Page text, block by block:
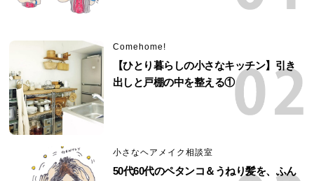
Comehome!
【ひとり暮らしの小さなキッチン】引き
出しと戸棚の中を整える①
小さなヘアメイク相談室
50代60代のペタンコ＆うねり髪を、ふん